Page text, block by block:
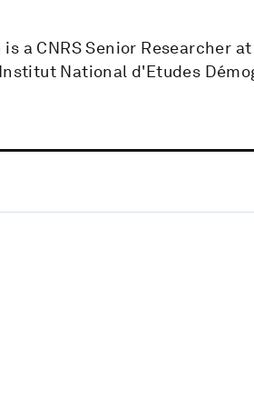
a CNRS Senior Researcher
National d'Etudes